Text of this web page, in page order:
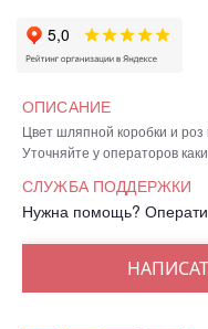
ОПИСАНИЕ
Цвет шляпной коробки и
Уточняйте у операторов
СЛУЖБА ПОДДЕРЖКИ
Нужна помощь?